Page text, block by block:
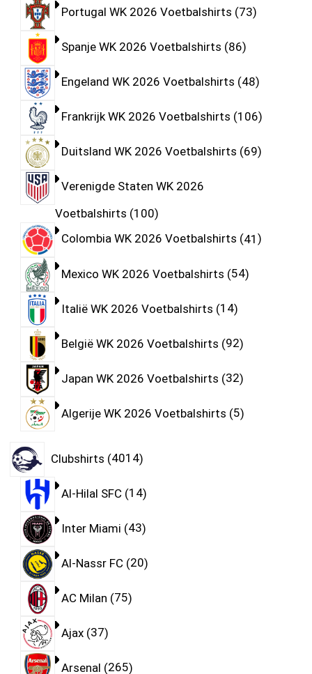
Portugal WK 2026 Voetbalshirts 73
Spanje WK 2026 Voetbalshirts 86
Engeland WK 2026 Voetbalshirts 48
Frankrijk WK 2026 Voetbalshirts 106
Duitsland WK 2026 Voetbalshirts 69
Verenigde Staten WK 2026
Voetbalshirts 100
Colombia WK 2026 Voetbalshirts 41
Mexico WK 2026 Voetbalshirts 54
Italië WK 2026 Voetbalshirts 14
België WK 2026 Voetbalshirts 92
Japan WK 2026 Voetbalshirts 32
Algerije WK 2026 Voetbalshirts 5
Clubshirts 4014
Al-Hilal SFC 14
Inter Miami 43
Al-Nassr FC 20
AC Milan 75
Ajax 37
Arsenal 265